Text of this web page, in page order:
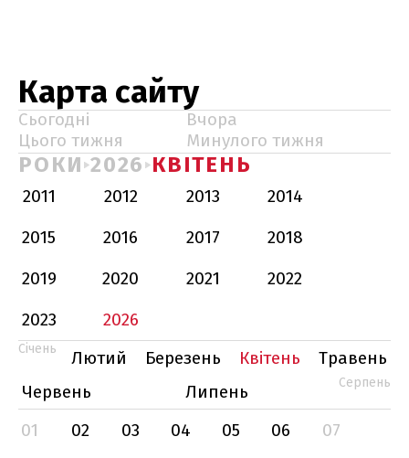
Карта сайту
Сьогодні
Вчора
Цього тижня
Минулого тижня
РОКИ 2026 КВІТЕНЬ
2011 2012 2013
2014
2015
2016 2017
2018
2019
2020 2021
2022
2023
2026
Січень Лютий Березень Квітень
Травень
Червень
Липень Серпень
01 02 03 04 05 06
07